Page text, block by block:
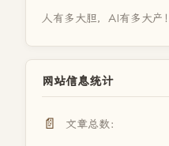
人有多大胆，AI有多大产！
网站信息统计
📄 文章总数：